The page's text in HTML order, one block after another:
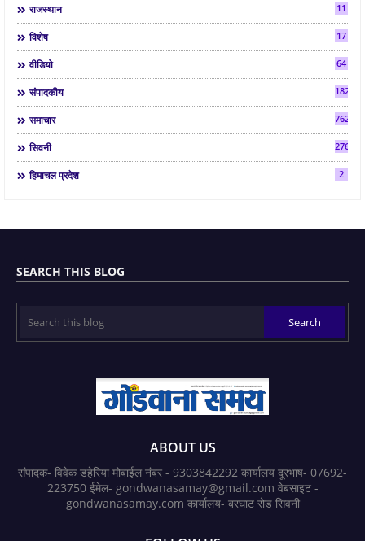
राजस्थान 11
विशेष 17
वीडियो 64
संपादकीय 182
समाचार 7624
सिवनी 2763
हिमाचल प्रदेश 2
SEARCH THIS BLOG
ABOUT US
संपादक- विवेक डहेरिया मोबाईल नंबर - 9303842292 कार्यालय दूरभाष- 07692-
223750 ईमेल- gondwanasamay@gmail.com वेबसाइट -
gondwanasamay.com कार्यालय- बरघाट रोड सिवनी